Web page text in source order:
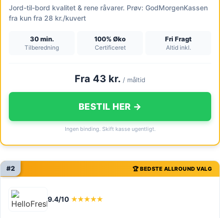
Jord-til-bord kvalitet & rene råvarer. Prøv: GodMorgenKassen
fra kun fra 28 kr./kuvert
30 min.
Tilberedning
100% Øko
Certificeret
Fri Fragt
Altid inkl.
Fra 43 kr. / måltid
BESTIL HER →
Ingen binding. Skift kasse ugentligt.
🏆 BEDSTE ALLROUND VALG
#2
9.4/10 ★★★★★